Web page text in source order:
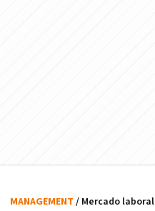
MANAGEMENT / Mercado laboral